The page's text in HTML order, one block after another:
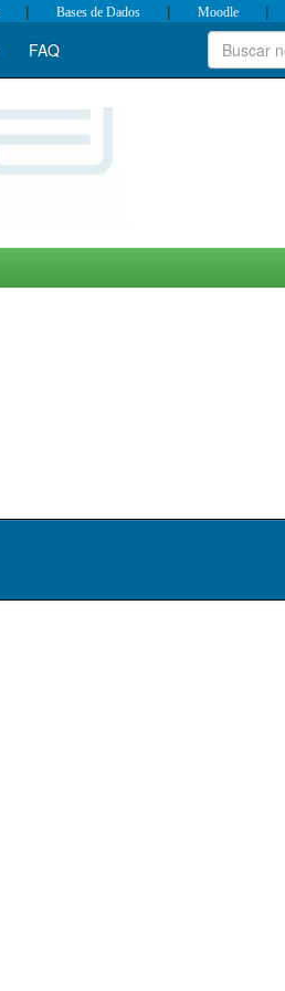
| Bases de Dados | Moodle |
FAQ